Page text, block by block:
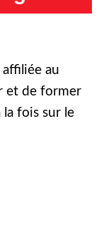
au
et de former
fois sur le